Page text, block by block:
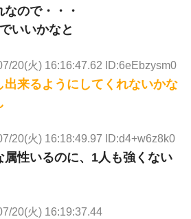
ので・・・
いいかなと
20(火) 16:16:47.62 ID:6eEbzysm0
出来るようにしてくれないかな
20(火) 16:18:49.97 ID:d4+w6z8k0
性いるのに、1人も強くない
20(火) 16:19:37.44